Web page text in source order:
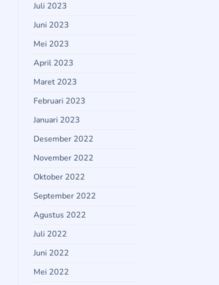
Juli 2023
Juni 2023
Mei 2023
April 2023
Maret 2023
Februari 2023
Januari 2023
Desember 2022
November 2022
Oktober 2022
September 2022
Agustus 2022
Juli 2022
Juni 2022
Mei 2022